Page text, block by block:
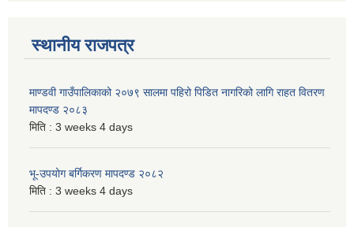
स्थानीय राजपत्र
माण्डवी गाउँपालिकाको २०७९ सालमा पहिरो पिडित नागरिको लागि राहत वितरण
मापदण्ड २०८३
मिति : 3 weeks 4 days
भू-उपयोग बर्गिकरण मापदण्ड २०८२
मिति : 3 weeks 4 days